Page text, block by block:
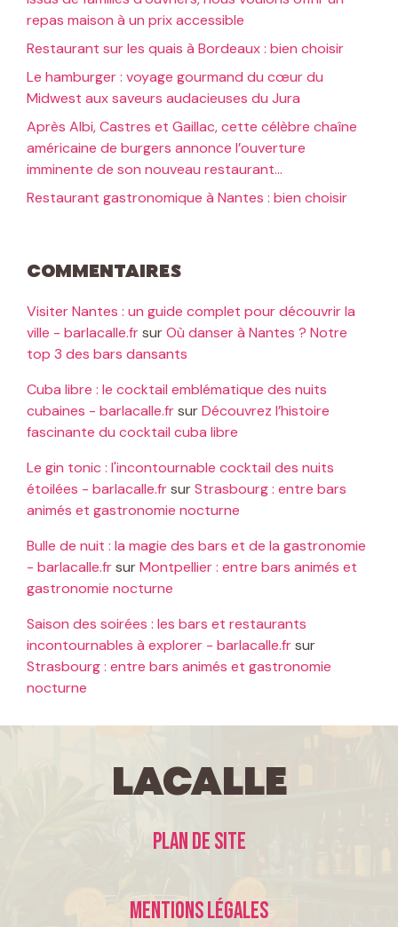
repas maison à un prix accessible
Restaurant sur les quais à Bordeaux : bien choisir
Le hamburger : voyage gourmand du cœur du
Midwest aux saveurs audacieuses du Jura
Après Albi, Castres et Gaillac, cette célèbre chaîne
américaine de burgers annonce l’ouverture
imminente de son nouveau restaurant…
Restaurant gastronomique à Nantes : bien choisir
Commentaires
Visiter Nantes : un guide complet pour découvrir la
ville - barlacalle.frsurOù danser à Nantes ? Notre
top 3 des bars dansants
Cuba libre : le cocktail emblématique des nuits
cubaines - barlacalle.frsurDécouvrez l’histoire
fascinante du cocktail cuba libre
Le gin tonic : l'incontournable cocktail des nuits
étoilées - barlacalle.frsurStrasbourg : entre bars
animés et gastronomie nocturne
Bulle de nuit : la magie des bars et de la gastronomie
- barlacalle.frsurMontpellier : entre bars animés et
gastronomie nocturne
Saison des soirées : les bars et restaurants
incontournables à explorer - barlacalle.frsur
Strasbourg : entre bars animés et gastronomie
nocturne
LaCalle
Plan de site
Mentions légales